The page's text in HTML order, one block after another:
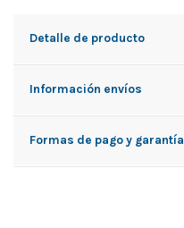
Detalle de producto
Información envíos
Formas de pago y garantía